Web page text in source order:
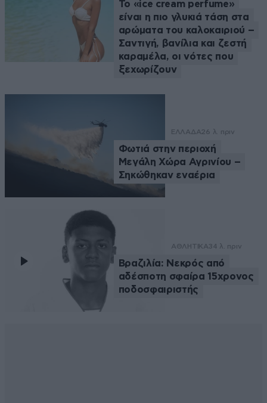
Το «ice cream perfume»
είναι η πιο γλυκιά τάση στα
αρώματα του καλοκαιριού –
Σαντιγή, βανίλια και ζεστή
καραμέλα, οι νότες που
ξεχωρίζουν
ΕΛΛΑΔΑ26 λ. πριν
Φωτιά στην περιοχή
Μεγάλη Χώρα Αγρινίου –
Σηκώθηκαν εναέρια
ΑΘΛΗΤΙΚΑ34 λ. πριν
Βραζιλία: Νεκρός από
αδέσποτη σφαίρα 15χρονος
ποδοσφαιριστής